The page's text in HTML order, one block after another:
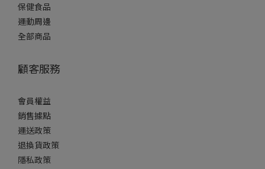
保健食品
運動周邊
全部商品
顧客服務
會員權益
銷售據點
運送政策
退換貨政策
隱私政策